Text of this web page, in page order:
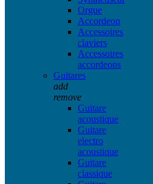
Orgue
Accordeon
Accessoires
claviers
Accessoires
accordeons
Guitares
add
remove
Guitare
acoustique
Guitare
electro
acoustique
Guitare
classique